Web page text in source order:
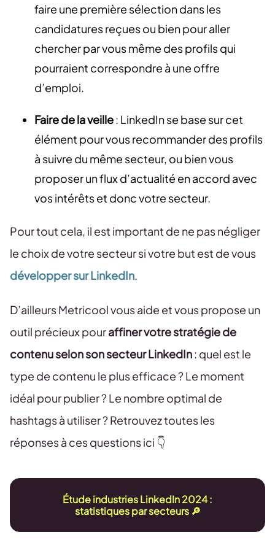
faire une première sélection dans les
candidatures reçues ou bien pour aller
chercher par vous même des profils qui
pourraient correspondre à une offre
d’emploi.
Faire de la veille: LinkedIn se base sur cet
élément pour vous recommander des profils
à suivre du même secteur, ou bien vous
proposer un flux d’actualité en accord avec
vos intérêts et donc votre secteur.
Pour tout cela, il est important de ne pas négliger
le choix de votre secteur si votre but est de vous
développer sur LinkedIn.
D’ailleurs Metricool vous aide et vous propose un
outil précieux pouraffiner votre stratégie de
contenuselon son secteur LinkedIn: quel est le
type de contenu le plus efficace ? Le moment
idéal pour publier ? Le nombre optimal de
hashtags à utiliser ? Retrouvez toutes les
réponses à ces questions ici 👇
Étude industries LinkedIn 2024 :
statistiques par secteurs 🔎